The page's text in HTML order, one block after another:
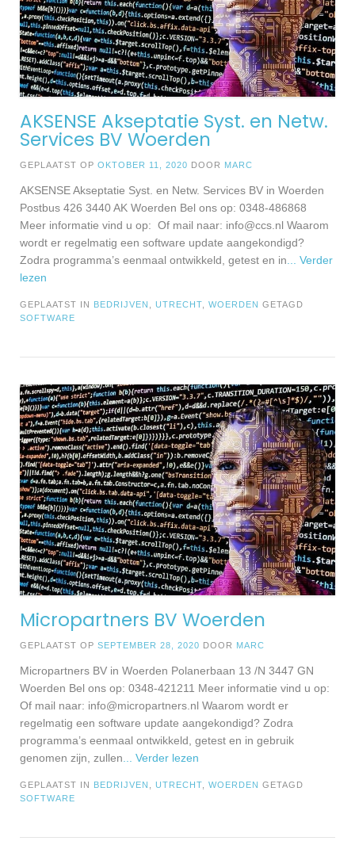
AKSENSE Akseptatie Syst. en Netw.
Services BV Woerden
GEPLAATST OP OKTOBER 11, 2020 DOOR MARC
AKSENSE Akseptatie Syst. en Netw. Services BV in Woerden
Postbus 426 3440 AK Woerden Bel ons op: 0348-486868
Meer informatie vind u op: Of mail naar: info@ccs.nl Waarom
wordt er regelmatig een software update aangekondigd?
Zodra programma’s eenmaal ontwikkeld, getest en in ... Verder
lezen
GEPLAATST IN BEDRIJVEN UTRECHT WOERDEN GETAGD
SOFTWARE
Micropartners BV Woerden
GEPLAATST OP SEPTEMBER 28, 2020 DOOR MARC
Micropartners BV in Woerden Polanerbaan 13 /N 3447 GN
Woerden Bel ons op: 0348-421211 Meer informatie vind u op:
Of mail naar: info@micropartners.nl Waarom wordt er
regelmatig een software update aangekondigd? Zodra
programma’s eenmaal ontwikkeld, getest en in gebruik
genomen zijn, zullen ... Verder lezen
GEPLAATST IN BEDRIJVEN UTRECHT WOERDEN GETAGD
SOFTWARE